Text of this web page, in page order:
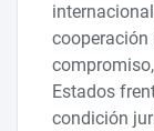
cooperación
Estados
condición